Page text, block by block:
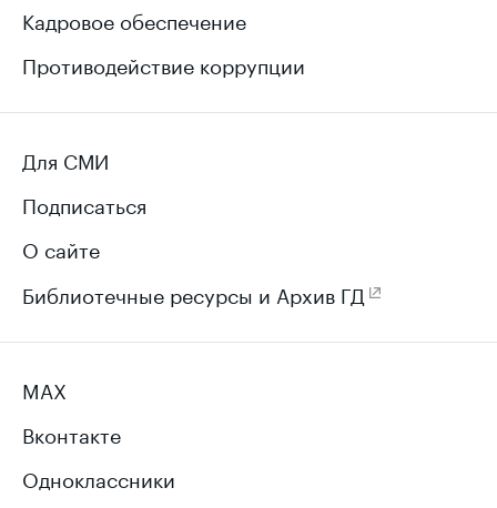
Кадровое обеспечение
Противодействие коррупции
Для СМИ
Подписаться
О сайте
Библиотечные ресурсы и Архив ГД
MAX
Вконтакте
Одноклассники